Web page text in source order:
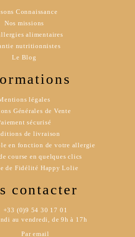
Connaissance
Nos missions
alimentaires
nutritionnistes
Le Blog
légales
Générales de Vente
sécurisé
de livraison
en fonction de votre allergie
course en quelques clics
de Fidélité Happy Lolie
contacter
+33 (0)9 54 30 17 01
au vendredi, de 9h à 17h
Par email